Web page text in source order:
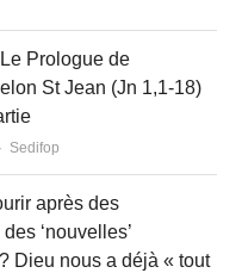
Prologue de
St Jean (Jn 1,1-18)
Author
Sedifop
après des
‘nouvelles’
Dieu nous a déjà « tout